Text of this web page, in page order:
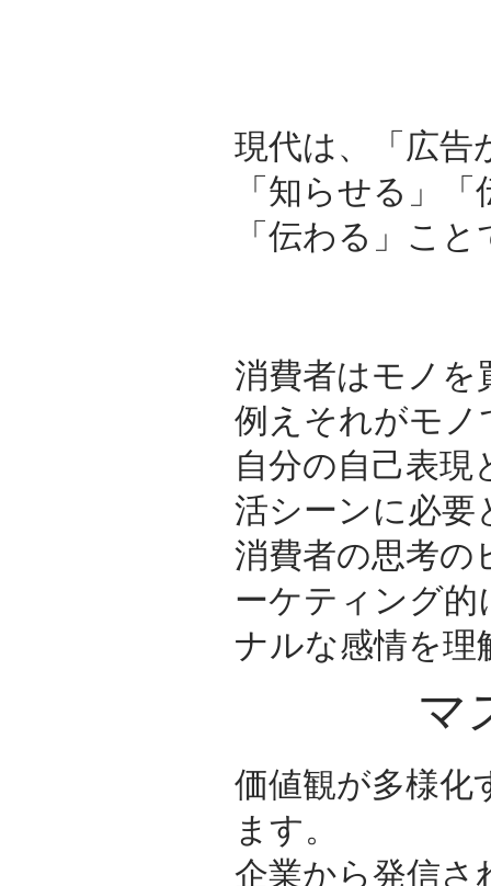
現代は、「広告
「知らせる」
「伝わる」こ
消費者はモノを
例えそれがモ
自分の自己表
活シーンに必
消費者の思考の
ーケティング
ナルな感情を理
マ
価値観が多様化
ます。
企業から発信さ